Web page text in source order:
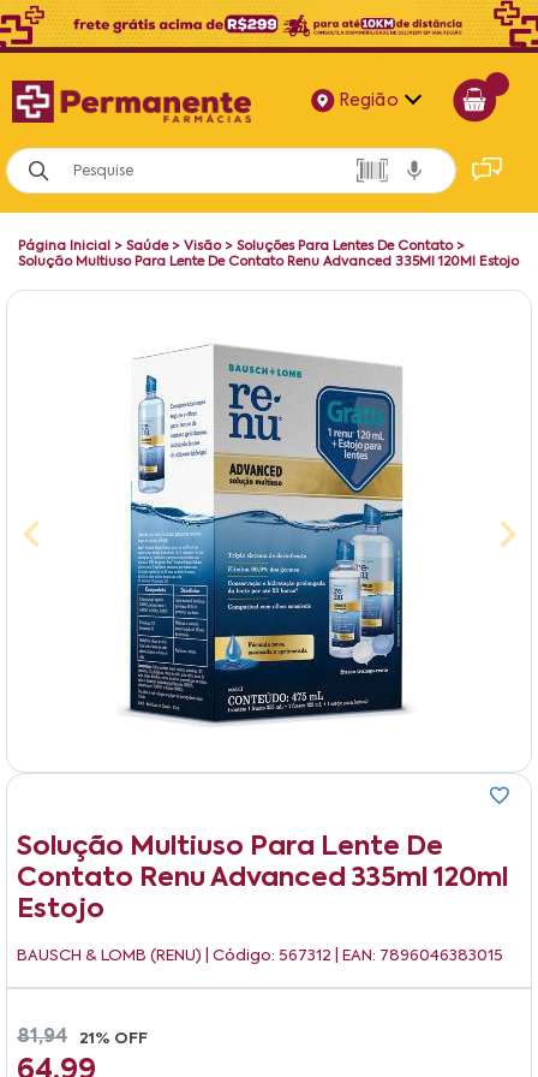
Região
Alagoas
Bahia
Paraíba
Página Inicial > Saúde> Visão> Soluções Para Lentes De Contato>
Solução Multiuso Para Lente De Contato Renu Advanced 335Ml 120Ml Estojo
Solução Multiuso Para Lente De
Contato Renu Advanced 335ml 120ml
Estojo
BAUSCH & LOMB (RENU) | Código: 567312 | EAN: 7896046383015
81,94 21% OFF
64,99